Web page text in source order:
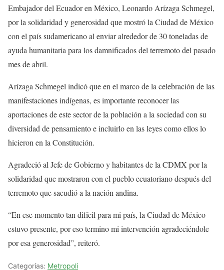
Embajador del Ecuador en México, Leonardo Arízaga Schmegel,
por la solidaridad y generosidad que mostró la Ciudad de México
con el país sudamericano al enviar alrededor de 30 toneladas de
ayuda humanitaria para los damnificados del terremoto del pasado
mes de abril.
Arízaga Schmegel indicó que en el marco de la celebración de las
manifestaciones indígenas, es importante reconocer las
aportaciones de este sector de la población a la sociedad con su
diversidad de pensamiento e incluirlo en las leyes como ellos lo
hicieron en la Constitución.
Agradeció al Jefe de Gobierno y habitantes de la CDMX por la
solidaridad que mostraron con el pueblo ecuatoriano después del
terremoto que sacudió a la nación andina.
“En ese momento tan difícil para mi país, la Ciudad de México
estuvo presente, por eso termino mi intervención agradeciéndole
por esa generosidad”, reiteró.
Categorías: Metropoli